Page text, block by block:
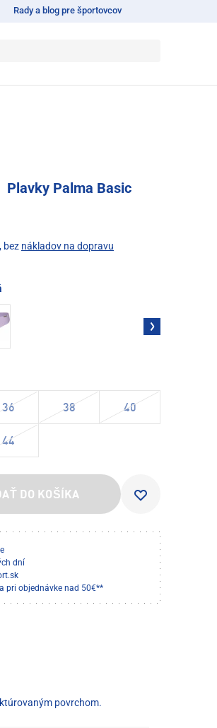
Rady a blog pre športovcov
Plavky Palma Basic
, bez nákladov na dopravu
36 38 40
44
DO KOŠÍKA
dní
pri objednávke nad 50€**
povrchom.